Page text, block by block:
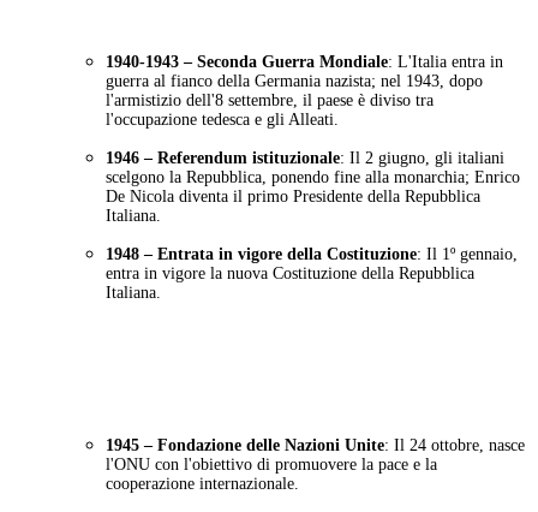
1940-1943 – Seconda Guerra Mondiale: L'Italia entra in
guerra al fianco della Germania nazista; nel 1943, dopo
l'armistizio dell'8 settembre, il paese è diviso tra
l'occupazione tedesca e gli Alleati.
1946 – Referendum istituzionale: Il 2 giugno, gli italiani
scelgono la Repubblica, ponendo fine alla monarchia; Enrico
De Nicola diventa il primo Presidente della Repubblica
Italiana.
1948 – Entrata in vigore della Costituzione: Il 1º gennaio,
entra in vigore la nuova Costituzione della Repubblica
Italiana.
1945 – Fondazione delle Nazioni Unite: Il 24 ottobre, nasce
l'ONU con l'obiettivo di promuovere la pace e la
cooperazione internazionale.